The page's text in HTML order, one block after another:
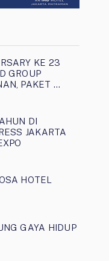
KE 23
GROUP
PAKET …
DI
JAKARTA
HOTEL
GAYA HIDUP